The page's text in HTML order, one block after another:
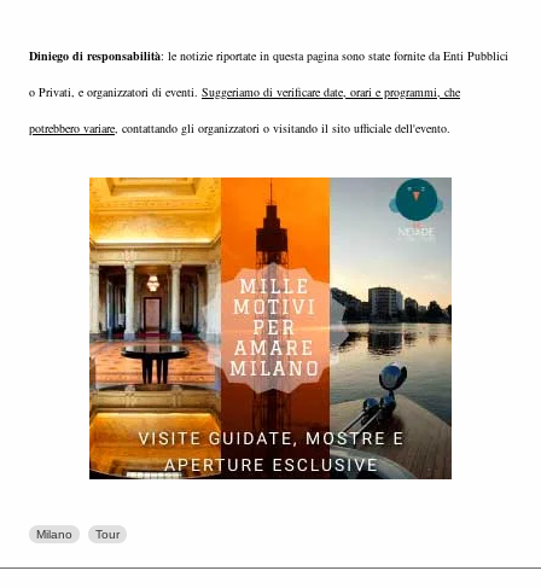
Diniego di responsabilità: le notizie riportate in questa pagina sono state fornite da Enti Pubblici
o Privati, e organizzatori di eventi. Suggeriamo di verificare date, orari e programmi, che
potrebbero variare, contattando gli organizzatori o visitando il sito ufficiale dell'evento.
Milano Tour